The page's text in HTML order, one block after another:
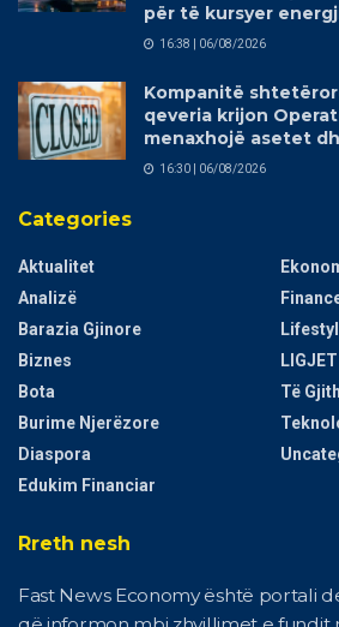
për të kursyer
16:38 | 06/08/2026
Kompanitë
qeveria krijon
menaxhojë asetet
16:30 | 06/08/2026
Categories
Aktualitet
Analizë
Barazia Gjinore
Biznes
Bota
Burime Njerëzore
Diaspora
Edukim Financiar
Të
Rreth nesh
Fast News Economy është portali